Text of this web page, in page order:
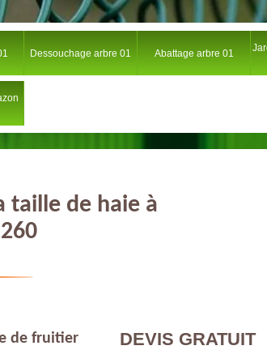
Dessouchage arbre 01 Abattage arbre 01
taille de haie à
de fruitier DEVIS GRATUIT